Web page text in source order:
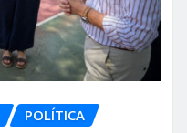
POLÍTICA